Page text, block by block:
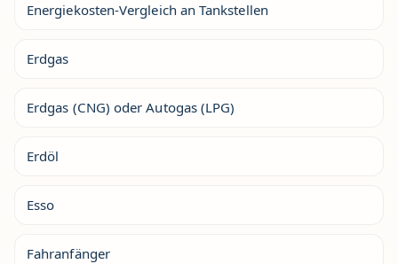
Energiekosten-Vergleich an Tankstellen
Erdgas
Erdgas (CNG) oder Autogas (LPG)
Erdöl
Esso
Fahranfänger